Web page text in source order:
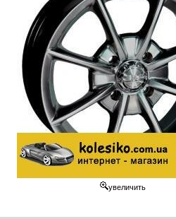
увеличить